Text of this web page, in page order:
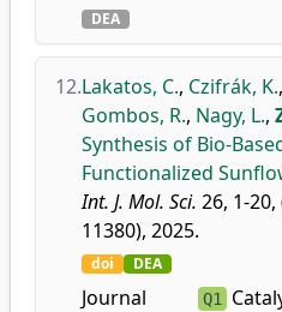
DEA
12.Lakatos, C., Czifrák, K.,
Gombos, R., Nagy, L.,
Synthesis of Bio-
Functionalized
Int. J. Mol. Sci. 26, 1-
11380), 2025.
doi DEA
Journal
Q1